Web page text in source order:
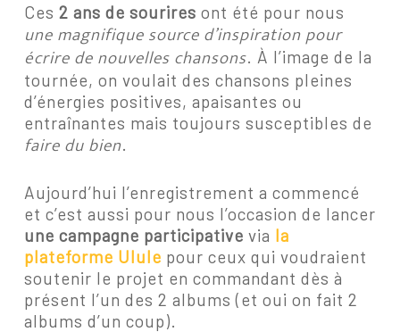
Ces 2 ans de sourires ont été pour nous
une magnifique source d’inspiration pour
écrire de nouvelles chansons. À l’image de la
tournée, on voulait des chansons pleines
d’énergies positives, apaisantes ou
entraînantes mais toujours susceptibles de
faire du bien.
Aujourd’hui l’enregistrement a commencé
et c’est aussi pour nous l’occasion de lancer
une campagne participative via la
plateforme Ulule pour ceux qui voudraient
soutenir le projet en commandant dès à
présent l’un des 2 albums (et oui on fait 2
albums d’un coup).